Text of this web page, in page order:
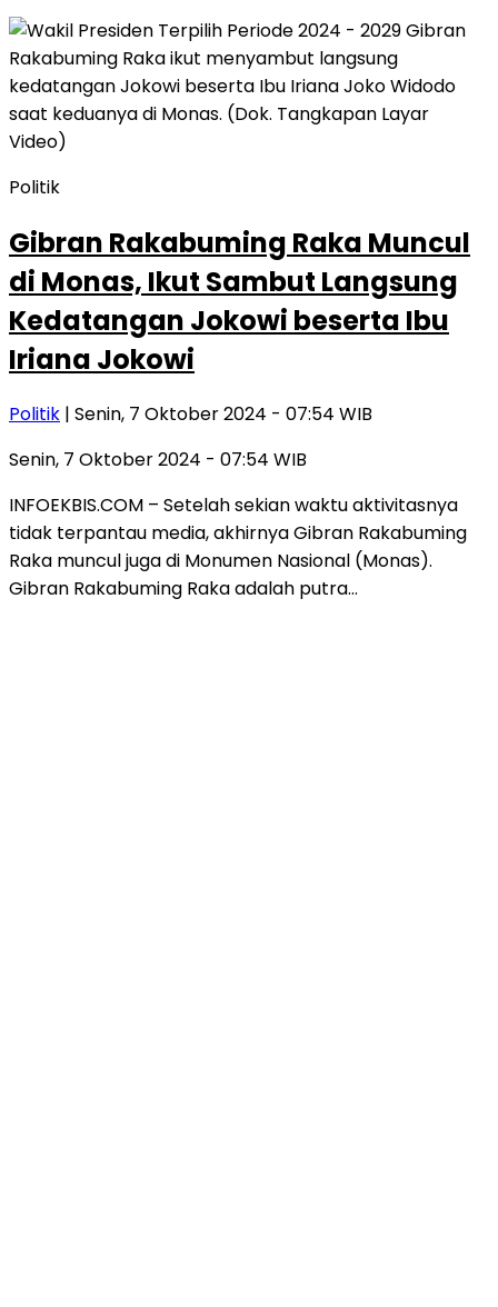
Politik
Gibran Rakabuming Raka Muncul
di Monas, Ikut Sambut Langsung
Kedatangan Jokowi beserta Ibu
Iriana Jokowi
Politik | Senin, 7 Oktober 2024 - 07:54 WIB
Senin, 7 Oktober 2024 - 07:54 WIB
INFOEKBIS.COM – Setelah sekian waktu aktivitasnya
tidak terpantau media, akhirnya Gibran Rakabuming
Raka muncul juga di Monumen Nasional (Monas).
Gibran Rakabuming Raka adalah putra…